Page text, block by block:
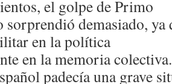
el golpe de Primo
sorprendió demasiado, ya
en la política
en la memoria colectiva.
padecía una grave